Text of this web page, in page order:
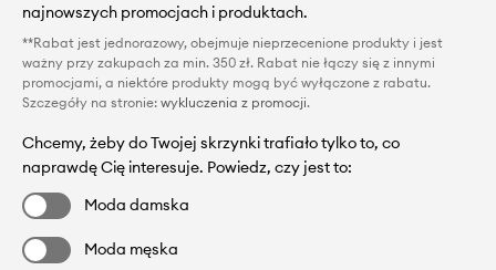
najnowszych promocjach i produktach.
**Rabat jest jednorazowy, obejmuje nieprzecenione produkty i jest
ważny przy zakupach za min. 350 zł. Rabat nie łączy się z innymi
promocjami, a niektóre produkty mogą być wyłączone z rabatu.
Szczegóły na stronie: wykluczenia z promocji.
Chcemy, żeby do Twojej skrzynki trafiało tylko to, co
naprawdę Cię interesuje. Powiedz, czy jest to:
Moda damska
Moda męska